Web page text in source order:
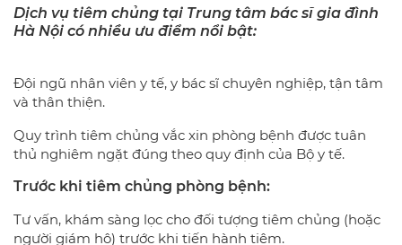
Dịch vụ tiêm chủng tại Trung tâm bác sĩ gia đình
Hà Nội có nhiều ưu điểm nổi bật:
Đội ngũ nhân viên y tế, y bác sĩ chuyên nghiệp, tận tâm
và thân thiện.
Quy trình tiêm chủng vắc xin phòng bệnh được tuân
thủ nghiêm ngặt đúng theo quy định của Bộ y tế.
Trước khi tiêm chủng phòng bệnh:
Tư vấn, khám sàng lọc cho đối tượng tiêm chủng (hoặc
người giám hộ) trước khi tiến hành tiêm.